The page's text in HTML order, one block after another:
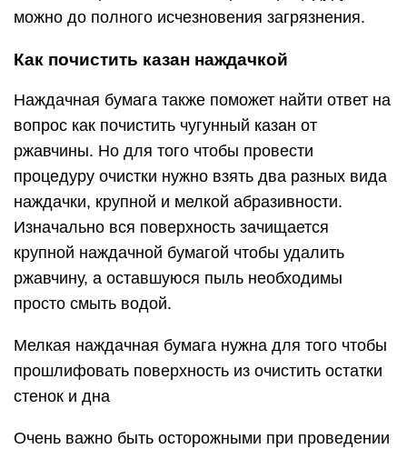
можно до полного исчезновения загрязнения.
Как почистить казан наждачкой
Наждачная бумага также поможет найти ответ на
вопрос как почистить чугунный казан от
ржавчины. Но для того чтобы провести
процедуру очистки нужно взять два разных вида
наждачки, крупной и мелкой абразивности.
Изначально вся поверхность зачищается
крупной наждачной бумагой чтобы удалить
ржавчину, а оставшуюся пыль необходимы
просто смыть водой.
Мелкая наждачная бумага нужна для того чтобы
прошлифовать поверхность из очистить остатки
стенок и дна
Очень важно быть осторожными при проведении